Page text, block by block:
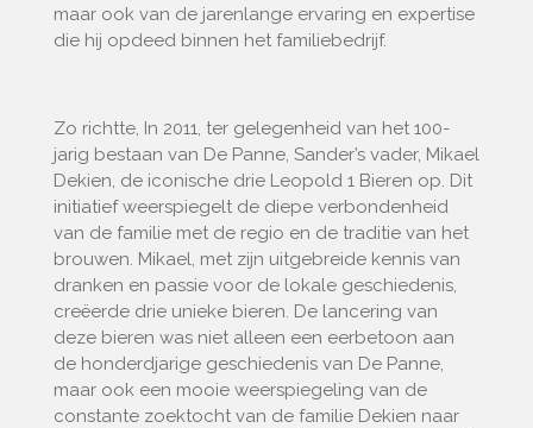
maar ook van de jarenlange ervaring en expertise
die hij opdeed binnen het familiebedrijf.
Zo richtte, In 2011, ter gelegenheid van het 100-
jarig bestaan van De Panne, Sander’s vader, Mikael
Dekien, de iconische drie Leopold 1 Bieren op. Dit
initiatief weerspiegelt de diepe verbondenheid
van de familie met de regio en de traditie van het
brouwen. Mikael, met zijn uitgebreide kennis van
dranken en passie voor de lokale geschiedenis,
creëerde drie unieke bieren. De lancering van
deze bieren was niet alleen een eerbetoon aan
de honderdjarige geschiedenis van De Panne,
maar ook een mooie weerspiegeling van de
constante zoektocht van de familie Dekien naar